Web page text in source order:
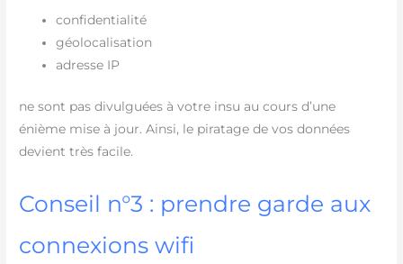
confidentialité
géolocalisation
adresse IP
ne sont pas divulguées à votre insu au cours d’une
énième mise à jour. Ainsi, le piratage de vos données
devient très facile.
Conseil n°3 : prendre garde aux
connexions wifi